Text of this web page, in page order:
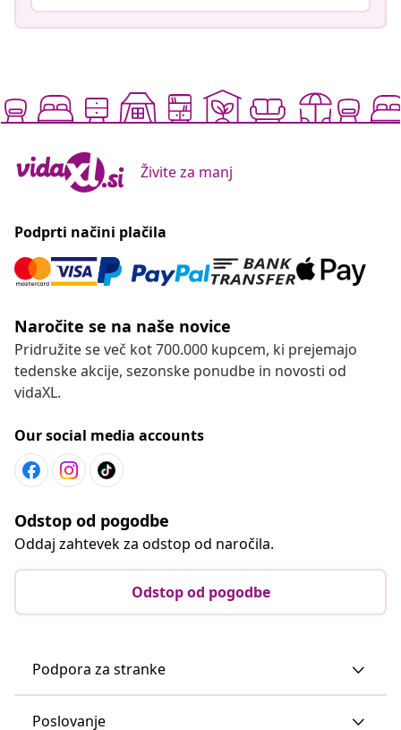
Živite za manj
Podprti načini plačila
Naročite se na naše novice
Pridružite se več kot 700.000 kupcem, ki prejemajo
tedenske akcije, sezonske ponudbe in novosti od
vidaXL.
Our social media accounts
Odstop od pogodbe
Oddaj zahtevek za odstop od naročila.
Odstop od pogodbe
Podpora za stranke
Poslovanje